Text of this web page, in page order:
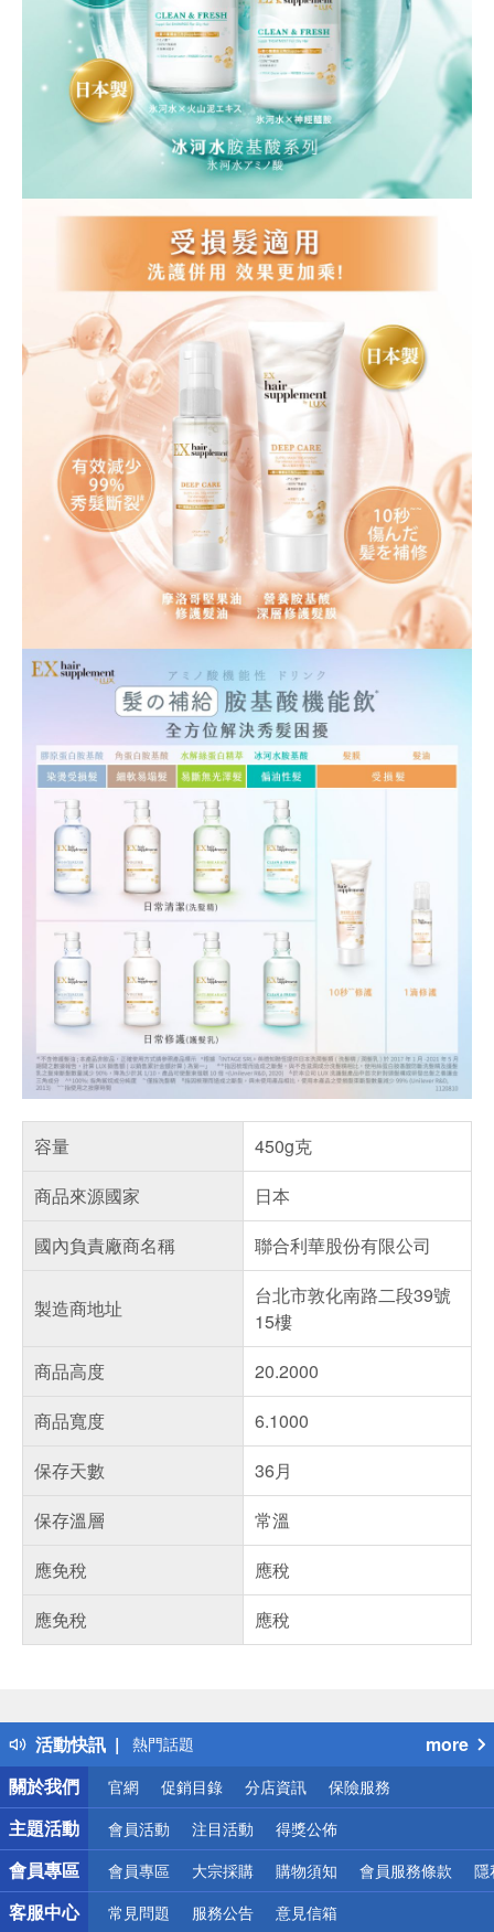
容量
450g克
商品來源國家
日本
國內負責廠商名稱
聯合利華股份有限公司
製造商地址
台北市敦化南路二段39號
15樓
商品高度
20.2000
商品寬度
6.1000
保存天數
36月
保存溫層
常溫
應免稅
應稅
應免稅
應稅
活動快訊
得獎公告
熱門話題
銀行優惠
偏遠地區配送
詐騙網頁！請小心！
more
關於我們
官網 促銷目錄 分店資訊 保險服務
主題活動 會員活動 注目活動 得獎公佈
會員專區 會員專區 大宗採購 購物須知 會員服務條款 隱
客服中心 常見問題 服務公告 意見信箱